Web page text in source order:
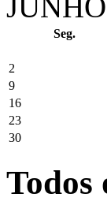
Seg.
2
9
16
23
30
Todos